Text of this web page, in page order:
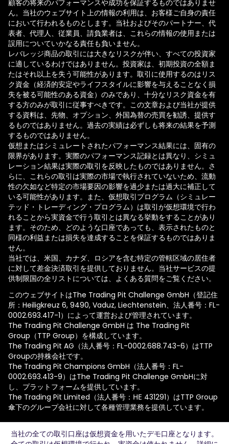
顧客の将来のパフォーマンスや成功を保証するものではありませ
ん。当社のウェブサイト上の情報の利用は、お客様ご自身の責任
において行われるものとします。当社およびそのパートナー、代
表者、代理人、従業員、請負業者は、これらの情報の使用または
誤用についていかなる責任も負いません。
レバレッジ商品の取引には大きなリスクが伴い、すべての投資家
に適しているわけではありません。投資家は、初期投資の全額ま
たはそれ以上を失う可能性があります。取引に使用するのはリス
ク資金（経済的安定やライフスタイルに影響を与えることなく損
失を被る可能性のある資金）のみであり、十分なリスク資金を有
する方のみが取引に従事すべきです。この文章および当社が提供
する資料は、先物、オプション、外国為替の売買を勧誘、提供す
るものではありません。過去の実績は必ずしも将来の結果を予測
するものではありません。
仮想またはシミュレートされたパフォーマンス結果には、固有の
限界があります。実際のパフォーマンス記録とは異なり、シミュ
レーション結果は実際の取引を反映したものではありません。さ
らに、これらの取引は実際の市場で執行されていないため、流動
性の欠如など特定の市場要因の影響を過少または過大に補正して
いる可能性があります。また、仮想取引プログラム（シミュレー
テッド・トレーディング・プログラム）は取引が仮想環境で行わ
れることから実資金で行う取引とは異なる挙動をすることがあり
ます。そのため、どのような口座であっても、表示されたものと
同様の利益または損失を達成することを保証するものではありま
せん。
当社では、米国、カナダ、ロシアを含む特定の管轄区域の居住者
に対して差金決済取引を提供しておりません。当社サービスの提
供制限国の全リストについては、よくある質問をご覧ください。
このウェブサイトはThe Trading Pit Challenge GmbH（登記住
所：Heiligkreuz 6, 9490, Vaduz, Liechtenstein、法人番号：FL-
0002.693.417-1）によって運営および管理されています。
The Trading Pit Challenge GmbH は The Trading Pit
Group（TTP Group）を構成しています。
The Trading Pit AG（法人番号：FL-0002.688.743-6）はTTP
Groupの持株会社です。
The Trading Pit Champions GmbH（法人番号：FL-
0002.693.413-9）はThe Trading Pit Challenge GmbHに対
し、プラットフォームを提供しています。
The Trading Pit Limited（法人番号：ΗΕ 431291）はTTP Group
傘下のグループ会社に対して各種管理業務を提供しています。
© 2026 The Trading Pit Challenge GmbH. 無断複製を禁じま
す。
当社の全ての取引口座は仮想資金を用いたデモ口座となります。